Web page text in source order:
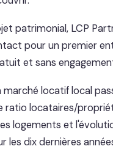
patrimonial, LCP
pour un premier
et sans
marché locatif local
ratio locataires/
logements et
les dix dernières